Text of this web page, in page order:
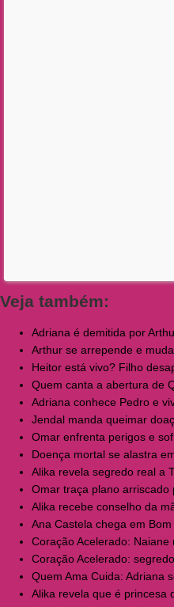
Veja também:
Adriana é demitida por
Arthur se arrepende e
Heitor está vivo? Filho
Quem canta a abertura de
Adriana conhece Pedro e
Jendal manda queimar
Omar enfrenta perigos e
Doença mortal se alastra
Alika revela segredo real a
Omar traça plano arriscado
Alika recebe conselho da
Ana Castela chega em
Coração Acelerado: Naiane
Coração Acelerado:
Quem Ama Cuida: Adriana
Alika revela que é princesa